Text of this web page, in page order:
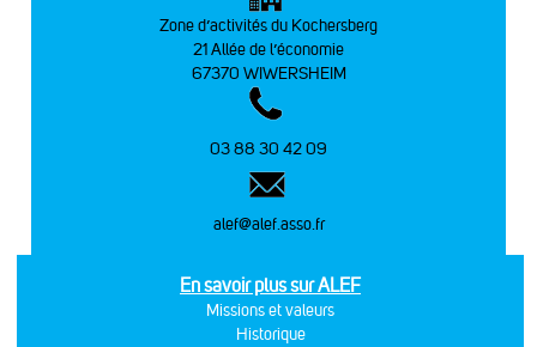
Zone d’activités du Kochersberg
21 Allée de l’économie
67370 WIWERSHEIM
03 88 30 42 09
alef@alef.asso.fr
En savoir plus sur ALEF
Missions et valeurs
Historique